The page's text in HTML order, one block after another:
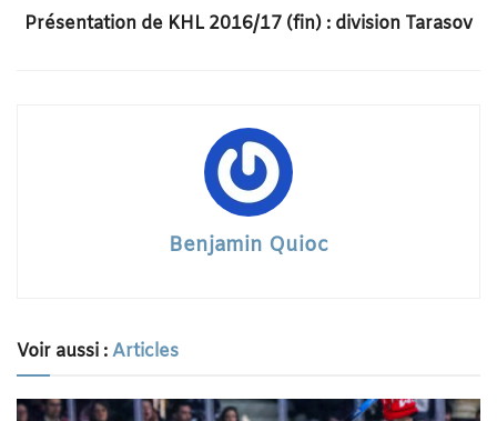
Présentation de KHL 2016/17 (fin) : division Tarasov
Benjamin Quioc
Voir aussi :Articles